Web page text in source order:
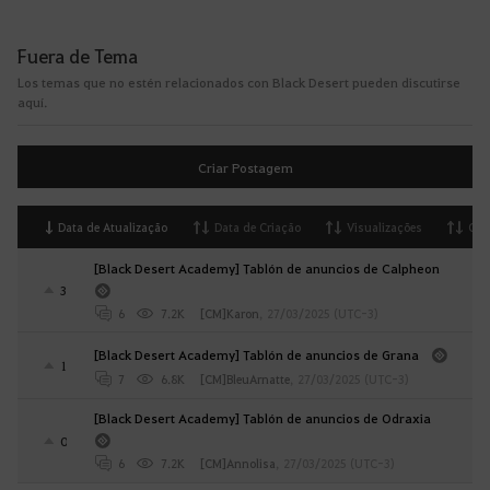
Fuera de Tema
Los temas que no estén relacionados con Black Desert pueden discutirse
aquí.
Criar Postagem
Data de Atualização Data de Criação Visualizações
3
[Black Desert Academy] Tablón de anuncios de Calpheon
6 7.2K [CM]Karon
1
[Black Desert Academy] Tablón de anuncios de Grana
7 6.8K [CM]BleuArnatte,
0
[Black Desert Academy] Tablón de anuncios de Odraxia
6 7.2K [CM]Annolisa